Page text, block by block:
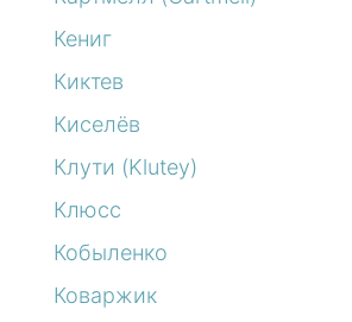
Кениг
Киктев
Киселёв
Клути (Klutey)
Клюсс
Кобыленко
Коваржик